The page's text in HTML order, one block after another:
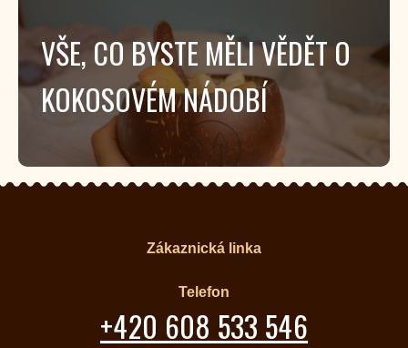
VŠE, CO BYSTE MĚLI VĚDĚT O
KOKOSOVÉM NÁDOBÍ
Zákaznická linka
Telefon
+420 608 533 546